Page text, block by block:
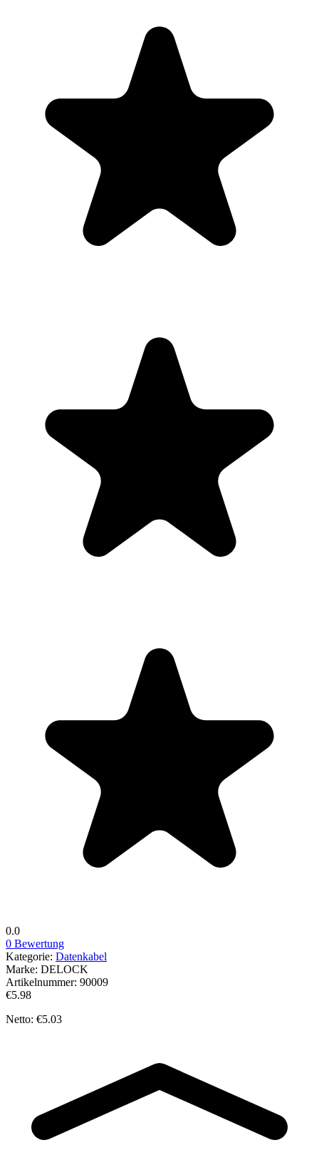
0.0
0 Bewertung
Kategorie: Datenkabel
Marke: DELOCK
Artikelnummer: 90009
€5.98
Netto: €5.03